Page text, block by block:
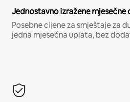
Jednostavno izražene mjesečne
Posebne cijene za smještaje za
jedna mjesečna uplata, bez